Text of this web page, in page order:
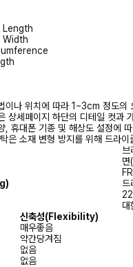
Length
Width
이나 위치에 따라 1~3cm 정도의
상세페이지 하단의 디테일 컷과
, 휴대폰 기종 및 해상도 설정에
은 소재 변형 방지를 위해 드라이
드
대
신축성(Flexibility)
매우좋음
약간당겨짐
없음
없음